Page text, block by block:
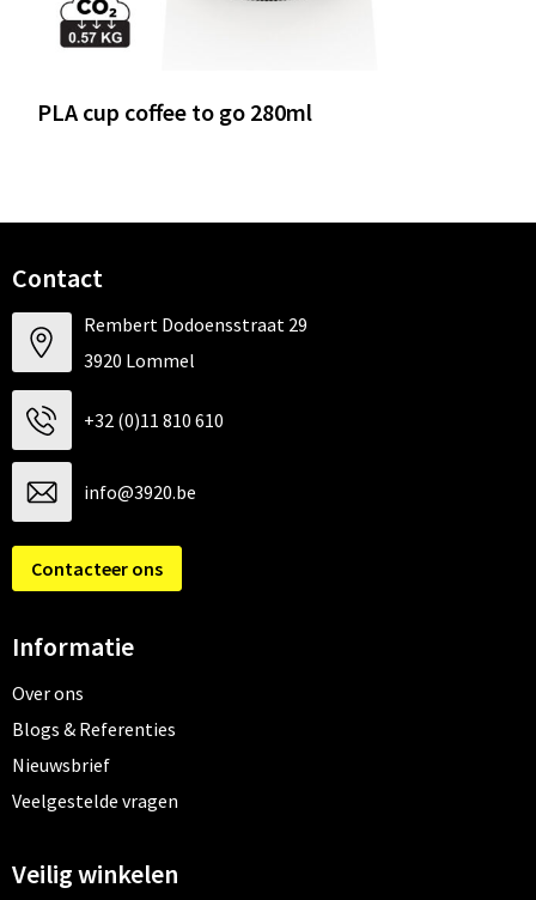
PLA cup coffee to go 280ml
Contact
Rembert Dodoensstraat 29
3920 Lommel
+32 (0)11 810 610
info@3920.be
Contacteer ons
Informatie
Over ons
Blogs & Referenties
Nieuwsbrief
Veelgestelde vragen
Veilig winkelen